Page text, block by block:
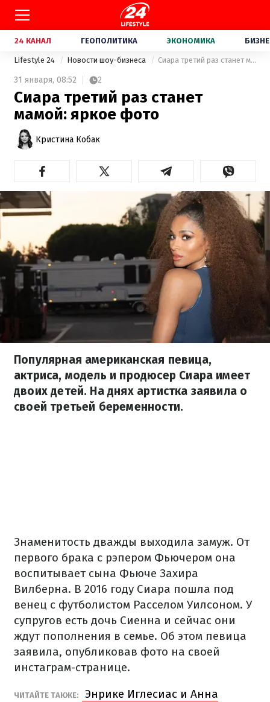
24 КАНАЛ ГЕОПОЛИТИКА ЭКОНОМИКА
Lifestyle 24 Новости шоу-бизнеса Cиара третий раз станет мамой: яркое фото
31 января, 08:52 2
Cиара третий раз станет
мамой: яркое фото
Кристина Кобак
Популярная американская певица,
актриса, модель и продюсер Сиара имеет
двоих детей. На днях артистка заявила о
своей третьей беременности.
Знаменитость дважды выходила замуж. От
первого брака с рэпером Фьючером она
воспитывает сына Фьюче Захира
Вилберна. В 2016 году Сиара пошла под
венец с футболистом Расселом Уилсоном. У
супругов есть дочь Сиенна и сейчас они
ждут пополнения в семье. Об этом певица
заявила, опубликовав фото на своей
инстаграм-странице.
ЧИТАЙТЕ ТАКЖЕ:
Энрике Иглесиас и Анна